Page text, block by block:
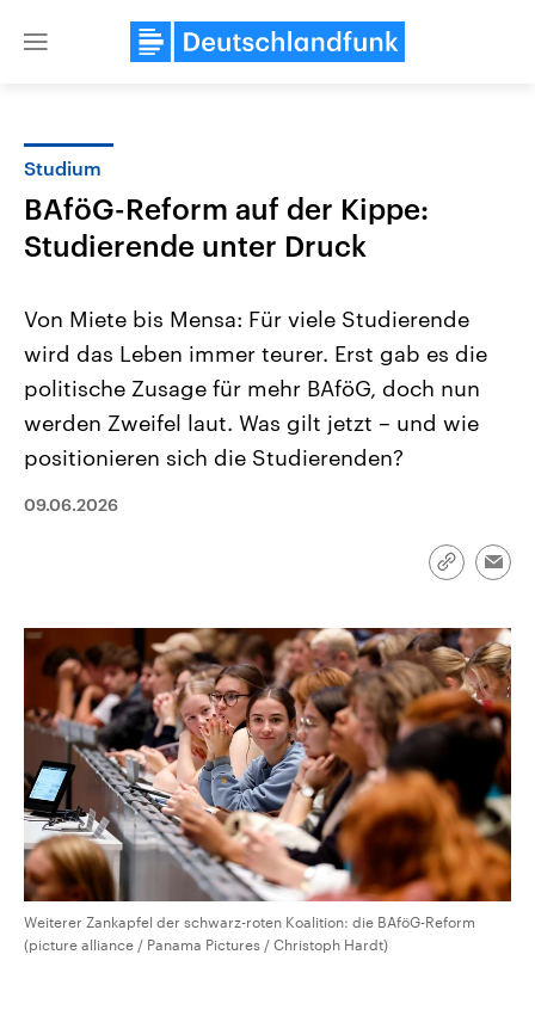
Close
Landtagswahl Sachsen-Anhalt
2026
Alle Informationen
Sachsen-Anhalt wählt am 6.
Landtag. Seit 2021 wird das
und Kandidaten der anstehenden
Wahl.
USA
Aktuelle Beiträge,
Hintergründe
aktuelle Weltgeschehen.
Audio-Archiv
Studium
BAföG-Reform auf der Kippe:
Studierende unter Druck
Von Miete bis Mensa: Für viele Studierende
wird das Leben immer teurer. Erst gab es die
politische Zusage für mehr BAföG, doch nun
werden Zweifel laut. Was gilt jetzt – und wie
positionieren sich die Studierenden?
09.06.2026
Link
Weiterer Zankapfel der schwarz-roten Koalition: die BAföG-Reform
(picture alliance / Panama Pictures / Christoph Hardt)